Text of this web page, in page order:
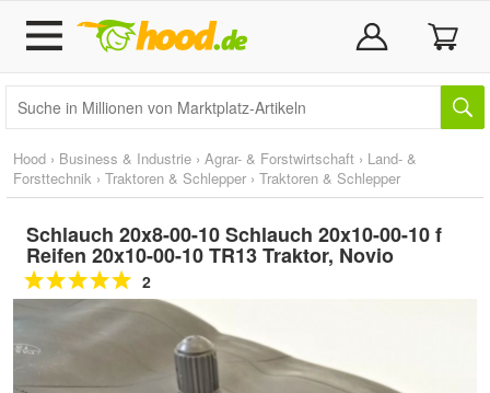
Hood › Business & Industrie › Agrar- & Forstwirtschaft › Land- &
Forsttechnik › Traktoren & Schlepper › Traktoren & Schlepper
Schlauch 20x8-00-10 Schlauch 20x10-00-10 f
Reifen 20x10-00-10 TR13 Traktor, Novio
2